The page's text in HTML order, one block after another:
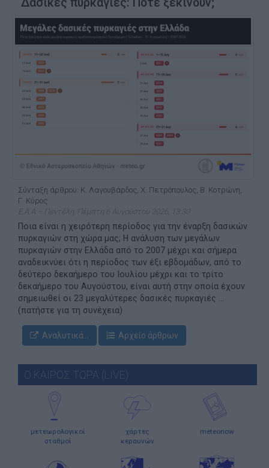
Σύνταξη άρθρου: Κ. Λαγουβάρδος, Χ. Πετρόπουλος, Β. Κοτρώνη,
Γ. Κύρος
Ε.Α.Α – Πεντέλη, Πέμπτη 6 Αυγούστου 2026, 13:30
Ποια είναι η χειρότερη περίοδος για την έναρξη δασικών
πυρκαγιών στη χώρα μας; Η ανάλυση των μεγάλων
πυρκαγιών στην Ελλάδα από το 2007 μέχρι και σήμερα
αναδεικνύει ότι η περίοδος των έξι εβδομάδων, από το
δεύτερο δεκαήμερο του Ιουλίου μέχρι και το τρίτο
δεκαήμερο του Αυγούστου, είναι αυτή στην οποία έχουν
σημειωθεί οι 23 μεγαλύτερες δασικές πυρκαγιές ...
(πατήστε για τη συνέχεια)
Αναλυτικά... Αρχείο άρθρων
Ο ΚΑΙΡΟΣ ΤΩΡΑ (LIVE)
μετεωρολογικοί
σταθμοί
χάρτες
κεραυνών
meteonow